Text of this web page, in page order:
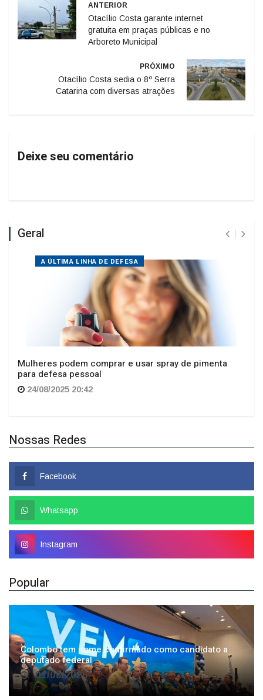
ANTERIOR
Otacílio Costa garante internet
gratuita em praças públicas e no
Arboreto Municipal
PRÓXIMO
Otacílio Costa sedia o 8º Serra
Catarina com diversas atrações
Deixe seu comentário
Geral
A ÚLTIMA LINHA DE DEFESA
Mulheres podem comprar e usar spray de pimenta
para defesa pessoal
24/08/2025 20:42
Nossas Redes
Facebook
Whatsapp
Instagram
Popular
Colombo tem nome confirmado como candidato a
deputado federal
01/08/2026